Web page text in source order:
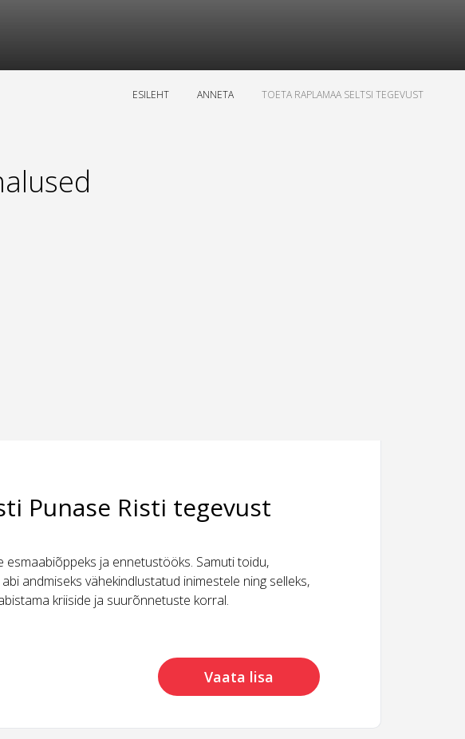
ESILEHT ANNETA TOETA RAPLAMAA SELTSI TEGEVUST
Punase Risti tegevust
esmaabiõppeks ja ennetustööks. Samuti toidu,
andmiseks vähekindlustatud inimestele ning selleks,
kriiside ja suurõnnetuste korral.
Vaata lisa